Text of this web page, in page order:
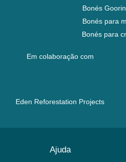
Bonés
Bonés para
Bonés para
Em colaboração com
Eden Reforestation Projects
Ajuda